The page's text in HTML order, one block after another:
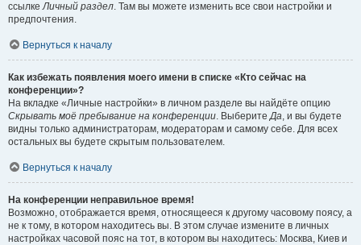
ссылкеЛичный раздел. Там вы можете изменить все свои настройки и
предпочтения.
Вернуться к началу
Как избежать появления моего имени в списке «Кто сейчас на
конференции»?
На вкладке «Личные настройки» в личном разделе вы найдёте опцию
Скрывать моё пребывание на конференции. ВыберитеДа, и вы будете
видны только администраторам, модераторам и самому себе. Для всех
остальных вы будете скрытым пользователем.
Вернуться к началу
На конференции неправильное время!
Возможно, отображается время, относящееся к другому часовому поясу, а
не к тому, в котором находитесь вы. В этом случае измените в личных
настройках часовой пояс на тот, в котором вы находитесь: Москва, Киев и